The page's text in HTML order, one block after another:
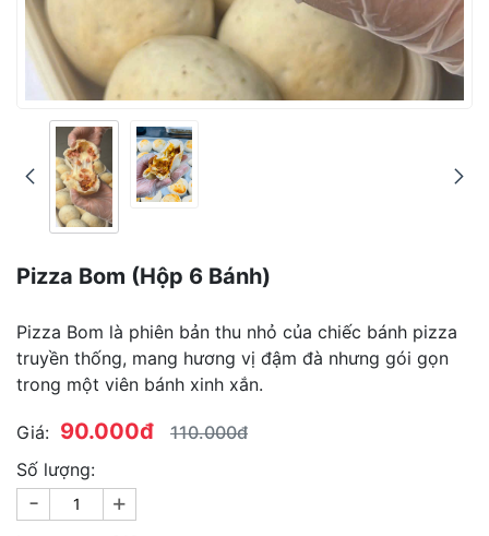
Pizza Bom (hộp 6 Bánh)
Pizza Bom là phiên bản thu nhỏ của chiếc bánh pizza
truyền thống, mang hương vị đậm đà nhưng gói gọn
trong một viên bánh xinh xắn.
Giá: 90.000đ
110.000đ
Số lượng:
- +